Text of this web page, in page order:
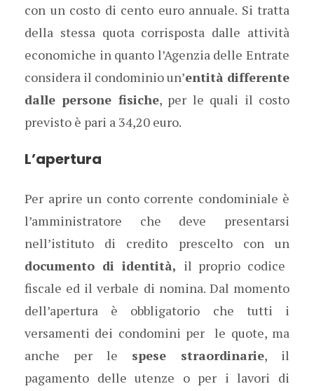
con un costo di cento euro annuale. Si tratta
della stessa quota corrisposta dalle attività
economiche in quanto l’Agenzia delle Entrate
considera il condominio un’entità differente
dalle persone fisiche, per le quali il costo
previsto è pari a 34,20 euro.
L’apertura
Per aprire un conto corrente condominiale è
l’amministratore che deve presentarsi
nell’istituto di credito prescelto con un
documento di identità, il proprio codice
fiscale ed il verbale di nomina. Dal momento
dell’apertura è obbligatorio che tutti i
versamenti dei condomini per le quote, ma
anche per le spese straordinarie, il
pagamento delle utenze o per i lavori di